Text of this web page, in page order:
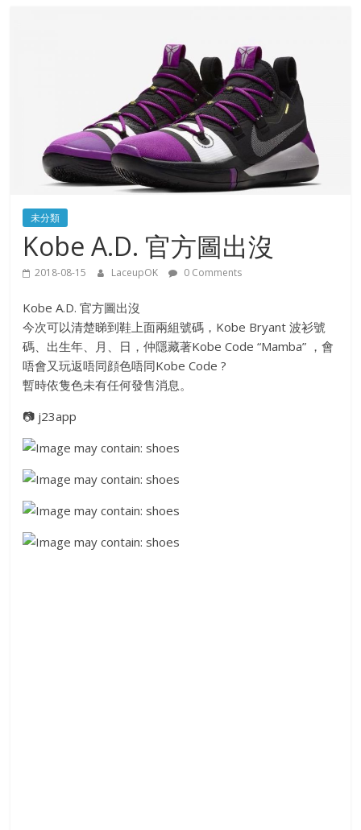
未分類
Kobe A.D. 官方圖出沒
2018-08-15 LaceupOK 0 Comments
Kobe A.D. 官方圖出沒
今次可以清楚睇到鞋上面兩組號碼，Kobe Bryant 波衫號
碼、出生年、月、日，仲隱藏著Kobe Code “Mamba” ，會
唔會又玩返唔同顔色唔同Kobe Code ?
暫時依隻色未有任何發售消息。
📷 j23app